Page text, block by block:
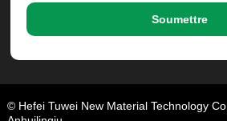
Soumettre
© Hefei Tuwei New Material Technology